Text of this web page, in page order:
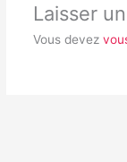
Laisser
Vous devez